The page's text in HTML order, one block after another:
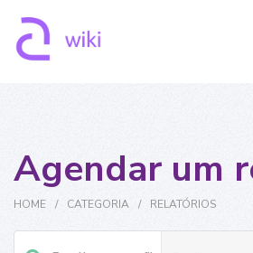
Agendar um
HOME / CATEGORIA / RELATÓRIOS